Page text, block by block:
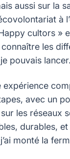
aussi sur la
à
cultors »
les
pouvais lancer.
expérience
avec un
les réseaux
durables,
monté la